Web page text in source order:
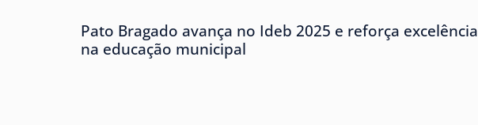
Pato Bragado avança no Ideb 2025 e reforça excelência
na educação municipal